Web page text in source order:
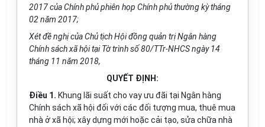
2017 của Chính phủ phiên họp Chính phủ thường kỳ tháng
02 năm 2017;
Xét đề nghị của Chủ tịch Hội đồng quản trị Ngân hàng
Chính sách xã hội tại Tờ trình số 80/TTr-NHCS ngày 14
tháng 11 năm 2018,
QUYẾT ĐỊNH:
Điều 1. Khung lãi suất cho vay ưu đãi tại Ngân hàng
Chính sách xã hội đối với các đối tượng mua, thuê mua
nhà ở xã hội; xây dựng mới hoặc cải tạo, sửa chữa nhà